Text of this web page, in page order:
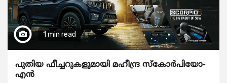
1 min read
പുതിയ ഫീച്ചറുകളുമായി മഹീന്ദ്ര സ്കോർപിയോ-
എൻ